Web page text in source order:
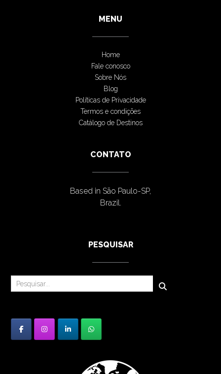
MENU
Home
Fale conosco
Sobre Nós
Blog
Políticas de Privacidade
Termos e condições
Catálogo de Destinos
CONTATO
Based in São Paulo-SP,
Brazil.
PESQUISAR